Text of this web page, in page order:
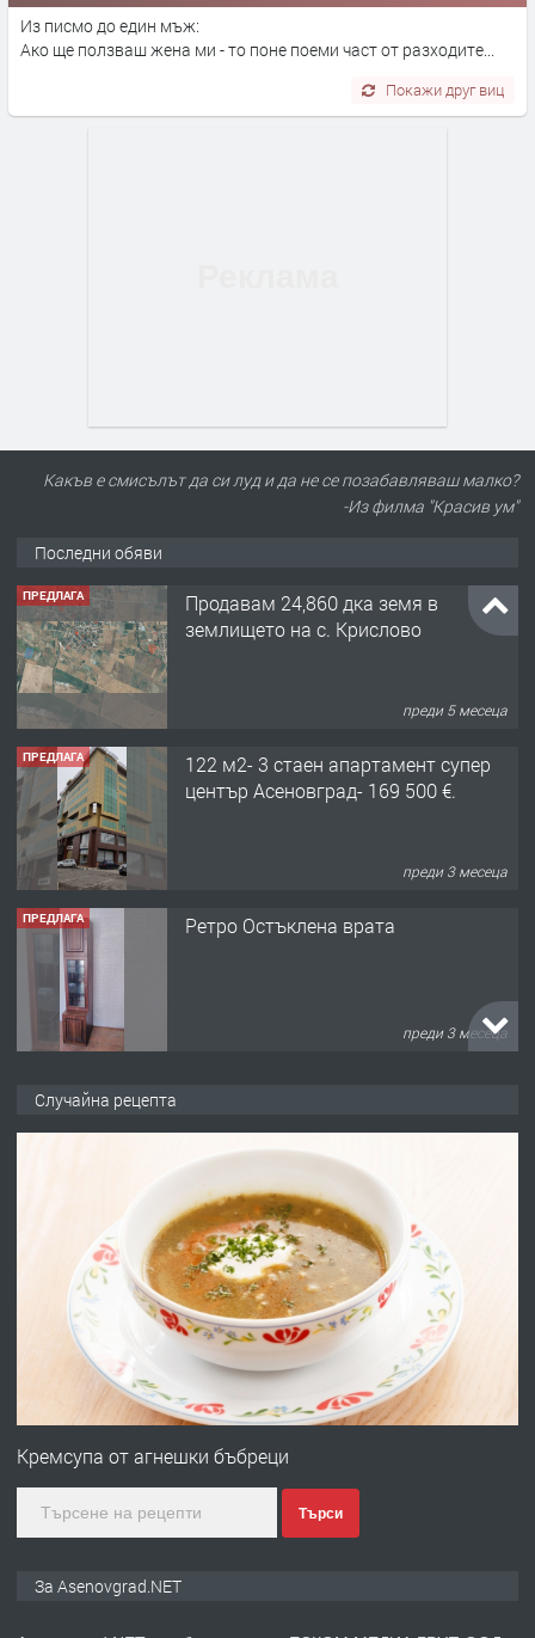
Из писмо до един мъж:
Ако ще ползваш жена ми - то поне поеми част от разходите...
Покажи друг виц
Какъв е смисълът да си луд и да не се позабавляваш малко?
-Из филма "Красив ум"
Последни обяви
ПРЕДЛАГА
Продавам 24,860 дка земя в
землището на с. Крислово
преди 5 месеца
ПРЕДЛАГА
122 м2- 3 стаен апартамент супер
център Асеновград- 169 500 €.
преди 3 месеца
ПРЕДЛАГА Ретро Остъклена врата
преди 3 месеца
Професионална броячна машина -
със сертификат от ЕЦБ
преди 1 година
Професионална зеленчукорезачка
Случайна рецепта
Кремсупа от агнешки бъбреци
Търси
За Asenovgrad.NET